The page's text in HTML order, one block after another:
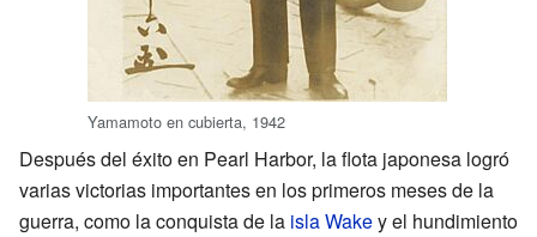
Yamamoto en cubierta, 1942
Después del éxito en Pearl Harbor, la flota japonesa logró
varias victorias importantes en los primeros meses de la
guerra, como la conquista de la isla Wakey el hundimiento